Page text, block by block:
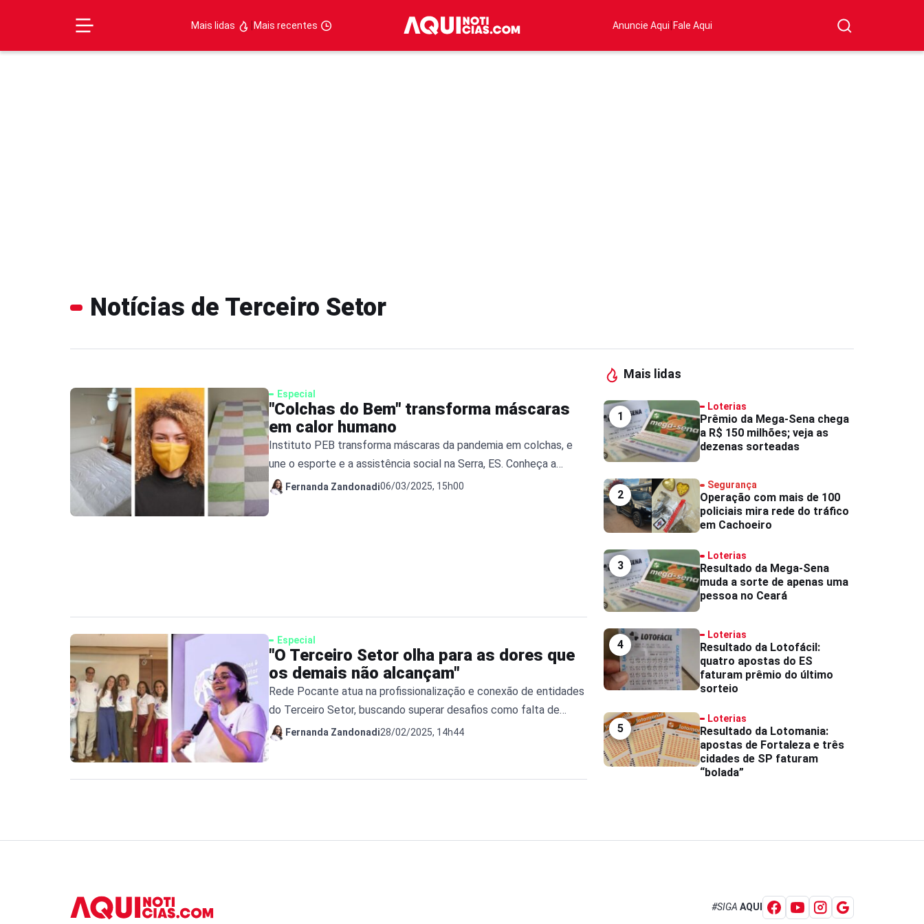
Mais lidas |Mais recentes Anuncie Aqui|Fale Aqui
Notícias de Terceiro Setor
Especial
"Colchas do Bem" transforma máscaras
em calor humano
Instituto PEB transforma máscaras da pandemia em colchas, e
une o esporte e a assistência social na Serra, ES. Conheça a
história
Fernanda Zandonadi06/03/2025, 15h00
Especial
"O Terceiro Setor olha para as dores que
os demais não alcançam"
Rede Pocante atua na profissionalização e conexão de entidades
do Terceiro Setor, buscando superar desafios como falta de
recursos
Fernanda Zandonadi28/02/2025, 14h44
Mais lidas
1
Loterias
Prêmio da Mega-Sena chega
a R$ 150 milhões; veja as
dezenas sorteadas
2
Segurança
Operação com mais de 100
policiais mira rede do tráfico
em Cachoeiro
3
Loterias
Resultado da Mega-Sena
muda a sorte de apenas uma
pessoa no Ceará
4
Loterias
Resultado da Lotofácil:
quatro apostas do ES
faturam prêmio do último
sorteio
5
Loterias
Resultado da Lotomania:
apostas de Fortaleza e três
cidades de SP faturam
“bolada”
#SIGA AQUI